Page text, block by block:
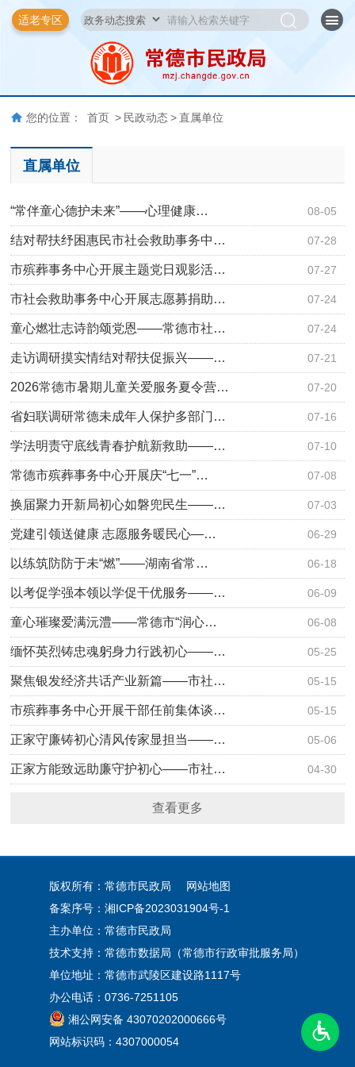
适老专区
您的位置： 首页 > 民政动态 > 直属单位
直属单位
08-05
“常伴童心德护未来”——心理健康…
07-28
结对帮扶纾困惠民市社会救助事务中…
07-27
市殡葬事务中心开展主题党日观影活…
07-24
市社会救助事务中心开展志愿募捐助…
07-24
童心燃壮志诗韵颂党恩——常德市社…
07-21
走访调研摸实情结对帮扶促振兴——…
07-20
2026常德市暑期儿童关爱服务夏令营…
07-16
省妇联调研常德未成年人保护多部门…
07-10
学法明责守底线青春护航新救助——…
07-08
常德市殡葬事务中心开展庆“七一”…
07-03
换届聚力开新局初心如磐兜民生——…
06-29
党建引领送健康 志愿服务暖民心—…
06-18
以练筑防防于未“燃”——湖南省常…
06-09
以考促学强本领以学促干优服务——…
06-08
童心璀璨爱满沅澧——常德市“润心…
05-25
缅怀英烈铸忠魂躬身力行践初心——…
05-15
聚焦银发经济共话产业新篇——市社…
05-15
市殡葬事务中心开展干部任前集体谈…
05-06
正家守廉铸初心清风传家显担当——…
04-30
正家方能致远助廉守护初心——市社…
查看更多
版权所有：常德市民政局
网站地图
备案序号： 湘ICP备2023031904号-1
主办单位：常德市民政局
技术支持：常德市数据局（常德市行政审批服务局）
单位地址：常德市武陵区建设路1117号
办公电话：0736-7251105
湘公网安备 43070202000666号
网站标识码：4307000054